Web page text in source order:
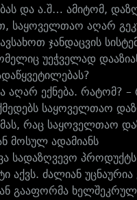
და ა.შ… ამიტომ,
საყოველთაო აღარ
ჯანდაცვის
უეჭველად
აღარ ექნება. რატომ?
საყოველთაო
რაც საყოველთაო
მოსულ ადამიანს
სადაზღვევო
ძალიან უცნაურია
გააფორმა